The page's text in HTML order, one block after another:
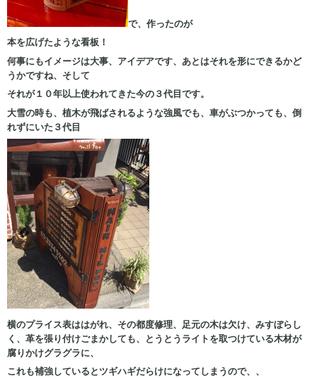
で、作ったのが
本を広げたような看板！
何事にもイメージは大事、アイデアです、あとはそれを形にできるかど
うかですね、そして
それが１０年以上使われてきた今の３代目です。
大雪の時も、植木が飛ばされるような強風でも、車がぶつかっても、倒
れずにいた３代目
横のプライス表ははがれ、その都度修理、足元の木は欠け、みすぼらし
く、革を張り付けごまかしても、とうとうライトを取つけている木材が
腐りかけグラグラに、
これも補強しているとツギハギだらけになってしまうので、、